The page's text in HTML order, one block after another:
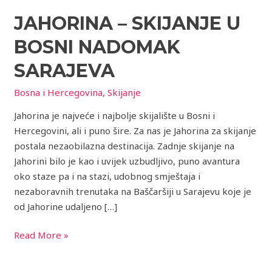
JAHORINA – SKIJANJE U
BOSNI NADOMAK
SARAJEVA
Bosna i Hercegovina,Skijanje
Jahorina je najveće i najbolje skijalište u Bosni i
Hercegovini, ali i puno šire. Za nas je Jahorina za skijanje
postala nezaobilazna destinacija. Zadnje skijanje na
Jahorini bilo je kao i uvijek uzbudljivo, puno avantura
oko staze pa i na stazi, udobnog smještaja i
nezaboravnih trenutaka na Baščaršiji u Sarajevu koje je
od Jahorine udaljeno […]
skijanje
Bosni
nadomak
Sarajeva
Read More »